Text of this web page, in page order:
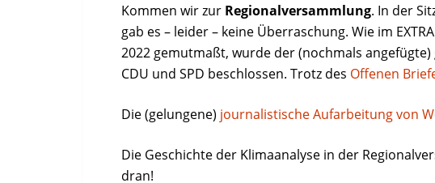
Kommen wir zur Regionalversammlung. In der
gab es – leider – keine Überraschung. Wie im
2022 gemutmaßt, wurde der (nochmals
CDU und SPD beschlossen. Trotz des Offenen
Die (gelungene) journalistische Aufarbeitung von
Die Geschichte der Klimaanalyse in der
dran!